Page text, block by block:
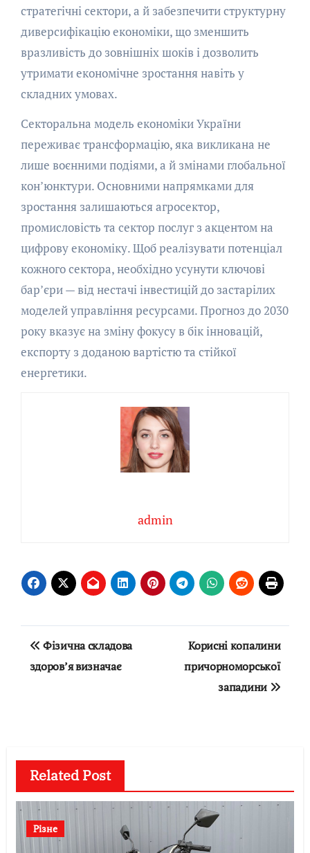
стратегічні сектори, а й забезпечити структурну
диверсифікацію економіки, що зменшить
вразливість до зовнішніх шоків і дозволить
утримати економічне зростання навіть у
складних умовах.
Секторальна модель економіки України
переживає трансформацію, яка викликана не
лише воєнними подіями, а й змінами глобальної
кон’юнктури. Основними напрямками для
зростання залишаються агросектор,
промисловість та сектор послуг з акцентом на
цифрову економіку. Щоб реалізувати потенціал
кожного сектора, необхідно усунути ключові
бар’єри — від нестачі інвестицій до застарілих
моделей управління ресурсами. Прогноз до 2030
року вказує на зміну фокусу в бік інновацій,
експорту з доданою вартістю та стійкої
енергетики.
admin
Навігація
записів
Фізична складова
здоров’я визначає
Корисні копалини
причорноморської
западини
Related Post
Різне